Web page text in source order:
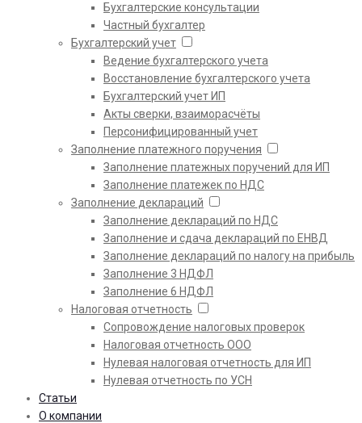
Бухгалтерские консультации
Частный бухгалтер
Бухгалтерский учет
Ведение бухгалтерского учета
Восстановление бухгалтерского учета
Бухгалтерский учет ИП
Акты сверки, взаиморасчёты
Персонифицированный учет
Заполнение платежного поручения
Заполнение платежных поручений для ИП
Заполнение платежек по НДС
Заполнение деклараций
Заполнение деклараций по НДС
Заполнение и сдача деклараций по ЕНВД
Заполнение деклараций по налогу на прибыль
Заполнение 3 НДФЛ
Заполнение 6 НДФЛ
Налоговая отчетность
Сопровождение налоговых проверок
Налоговая отчетность ООО
Нулевая налоговая отчетность для ИП
Нулевая отчетность по УСН
Статьи
О компании